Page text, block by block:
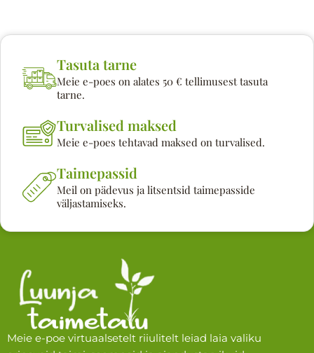
Tasuta tarne
Meie e-poes on alates 50 € tellimusest tasuta
tarne.
Turvalised maksed
Meie e-poes tehtavad maksed on turvalised.
Taimepassid
Meil on pädevus ja litsentsid taimepasside
väljastamiseks.
Meie e-poe virtuaalsetelt riiulitelt leiad laia valiku